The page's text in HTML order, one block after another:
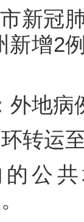
新冠
增2
外地
转运
公